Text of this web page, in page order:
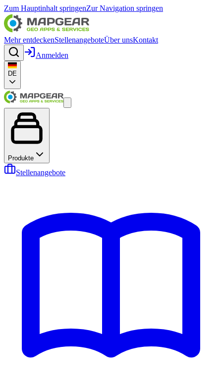
Zum Hauptinhalt springenZur Navigation springen
Mehr entdeckenStellenangeboteÜber unsKontakt
Anmelden
DE
Produkte
Stellenangebote